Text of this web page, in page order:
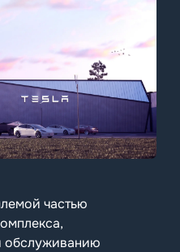
частью
обслуживанию